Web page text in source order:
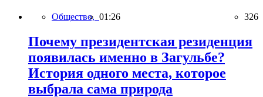
Общество, 01:26 326
Почему президентская резиденция
появилась именно в Загульбе?
История одного места, которое
выбрала сама природа